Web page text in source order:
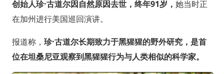
创始人珍·古道尔因自然原因去世，终年91岁， 她当时正
在加州进行美国巡回演讲。
报道称， 珍·古道尔长期致力于黑猩猩的野外研究，是首
位在坦桑尼亚观察到黑猩猩行为与人类相似的科学家。